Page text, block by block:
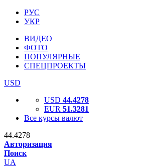
РУС
УКР
ВИДЕО
ФОТО
ПОПУЛЯРНЫЕ
СПЕЦПРОЕКТЫ
USD
USD 44.4278
EUR 51.3281
Все курсы валют
44.4278
Авторизация
Поиск
UA